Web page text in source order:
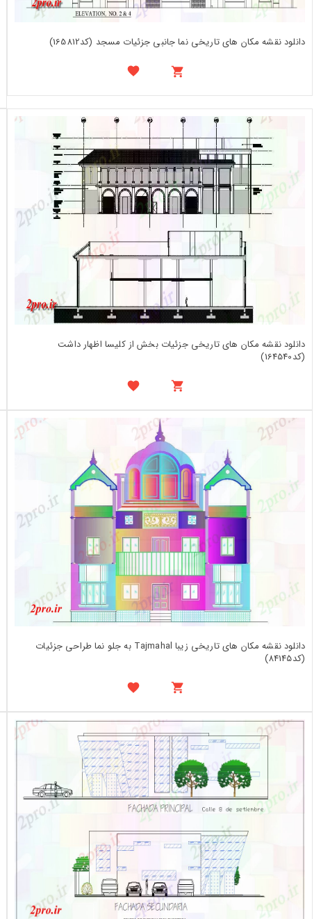
دانلود نقشه مکان های تاریخی نما جانبی جزئیات مسجد (کد165812)
دانلود نقشه مکان های تاریخی جزئیات بخش از کلیسا اظهار داشت
(کد164540)
دانلود نقشه مکان های تاریخی زیبا Tajmahal به جلو نما طراحی جزئیات
(کد84145)